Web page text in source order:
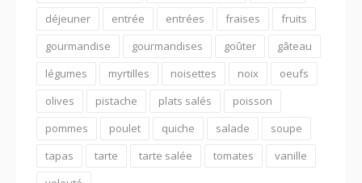
déjeuner
entrée entrées fraises
fruits
gourmandise
gourmandises goûter
gâteau
légumes
myrtilles noisettes noix
oeufs
olives
pistache plats salés
poisson
pommes
poulet quiche salade
soupe
tapas
tarte tarte salée tomates
vanille